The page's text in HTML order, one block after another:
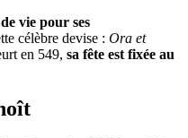
vie pour ses
célèbre devise : Ora et
en 549, sa fête est fixée au